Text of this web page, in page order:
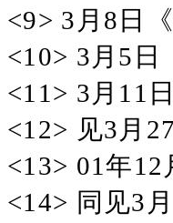
<9> 3月8日
<10> 3月5日
<11> 3月11
<12> 见3月
<13> 01年
<14> 同见3